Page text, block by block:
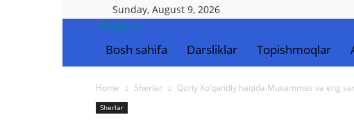
Sunday, August 9, 2026
Ilmlar.uz
Bosh sahifa Darsliklar Topishmoqlar
Home Sherlar Qoriy Xo’qandiy haqida.Muxammas va eng
Sherlar